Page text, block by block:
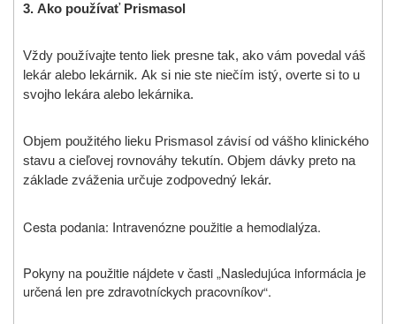
3. Ako používať Prismasol
Vždy používajte tento liek presne tak, ako vám povedal váš
lekár alebo lekárnik. Ak si nie ste niečím istý, overte si to u
svojho lekára alebo lekárnika.
Objem použitého lieku Prismasol závisí od vášho klinického
stavu a cieľovej rovnováhy tekutín. Objem dávky preto na
základe zváženia určuje zodpovedný lekár.
Cesta podania: Intravenózne použitie a hemodialýza.
Pokyny na použitie nájdete v časti „Nasledujúca informácia je
určená len pre zdravotníckych pracovníkov“.